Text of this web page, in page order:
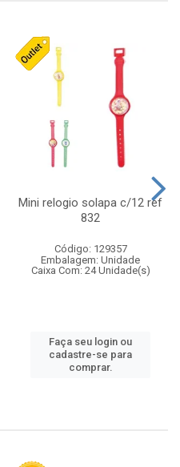
Mini relogio solapa c/12 ref
832
Código: 129357
Embalagem: Unidade
Caixa Com: 24 Unidade(s)
Faça seu login ou
cadastre-se para
comprar.